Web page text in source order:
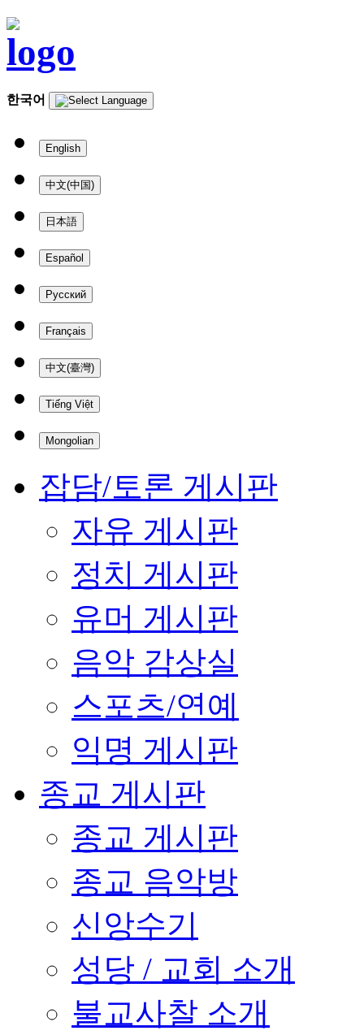
한국어
English
中文(中国)
日本語
Español
Русский
Français
中文(臺灣)
Tiếng Việt
Mongolian
잡담/토론 게시판
자유 게시판
정치 게시판
유머 게시판
음악 감상실
스포츠/연예
익명 게시판
종교 게시판
종교 게시판
종교 음악방
신앙수기
성당 / 교회 소개
불교사찰 소개